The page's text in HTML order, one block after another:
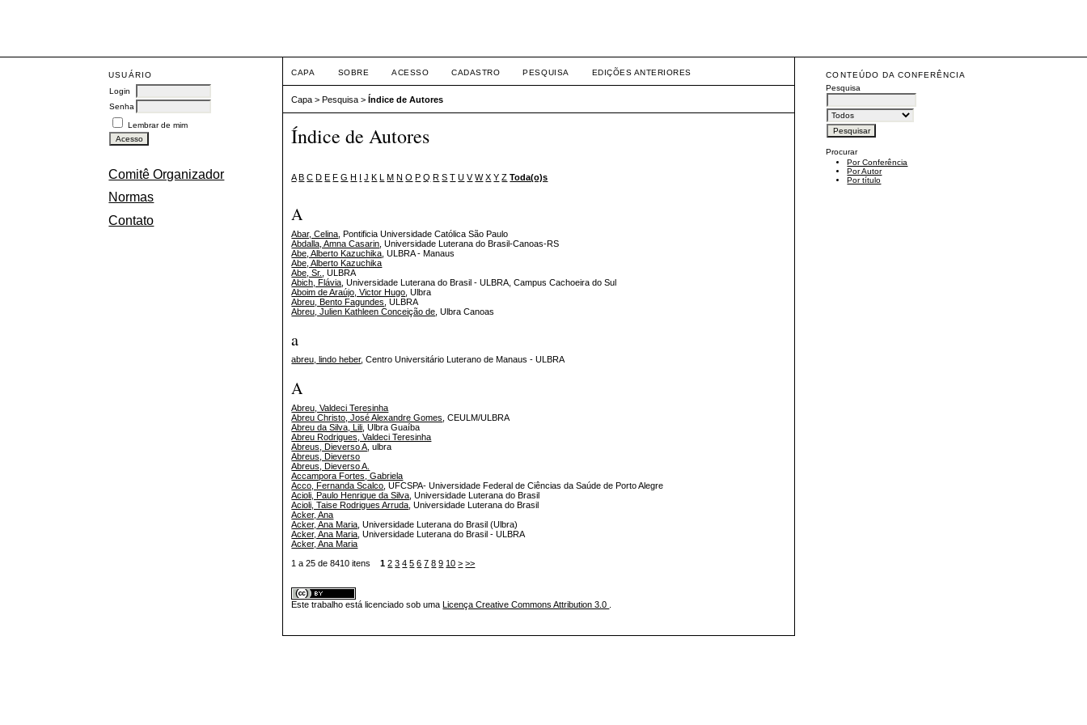
USUÁRIO
Login
Senha
Lembrar de mim
Comitê Organizador
Normas
Contato
CONTEÚDO DA CONFERÊNCIA
Pesquisa
Procurar
Por Conferência
Por Autor
Por título
CAPA SOBRE ACESSO CADASTRO PESQUISA EDIÇÕES ANTERIORES
Capa >Pesquisa >Índice de Autores
Índice de Autores
A B C D E F G H I J K L M N O P Q R S T U V W X Y Z Toda(o)s
A
Abar, Celina , Pontificia Universidade Católica São Paulo
Abdalla, Amna Casarin , Universidade Luterana do Brasil-Canoas-RS
Abe, Alberto Kazuchika , ULBRA - Manaus
Abe, Alberto Kazuchika
Abe, Sr.
, ULBRA
Abich, Flávia , Universidade Luterana do Brasil - ULBRA, Campus Cachoeira do Sul
Aboim de Araújo, Victor Hugo , Ulbra
Abreu, Bento Fagundes , ULBRA
Abreu, Julien Kathleen Conceição de , Ulbra Canoas
a
abreu, lindo heber, Centro Universitário Luterano de Manaus - ULBRA
A
Abreu, Valdeci Teresinha
Abreu Christo, José Alexandre Gomes , CEULM/ULBRA
Abreu da Silva, Lili , Ulbra Guaíba
Abreu Rodrigues, Valdeci Teresinha
Abreus, Dieverso A , ulbra
Abreus, Dieverso
Abreus, Dieverso A.
Accampora Fortes, Gabriela
Acco, Fernanda Scalco , UFCSPA- Universidade Federal de Ciências da Saúde de Porto Alegre
Acioli, Paulo Henrique da Silva , Universidade Luterana do Brasil
Acioli, Taise Rodrigues Arruda , Universidade Luterana do Brasil
Acker, Ana
Acker, Ana Maria , Universidade Luterana do Brasil (Ulbra)
Acker, Ana Maria , Universidade Luterana do Brasil - ULBRA
Acker, Ana Maria
1 a 25 de 8410 itens1 2 3 4 5 6 7 8 9 10 > >>
Este trabalho está licenciado sob umaLicença Creative Commons Attribution 3.0